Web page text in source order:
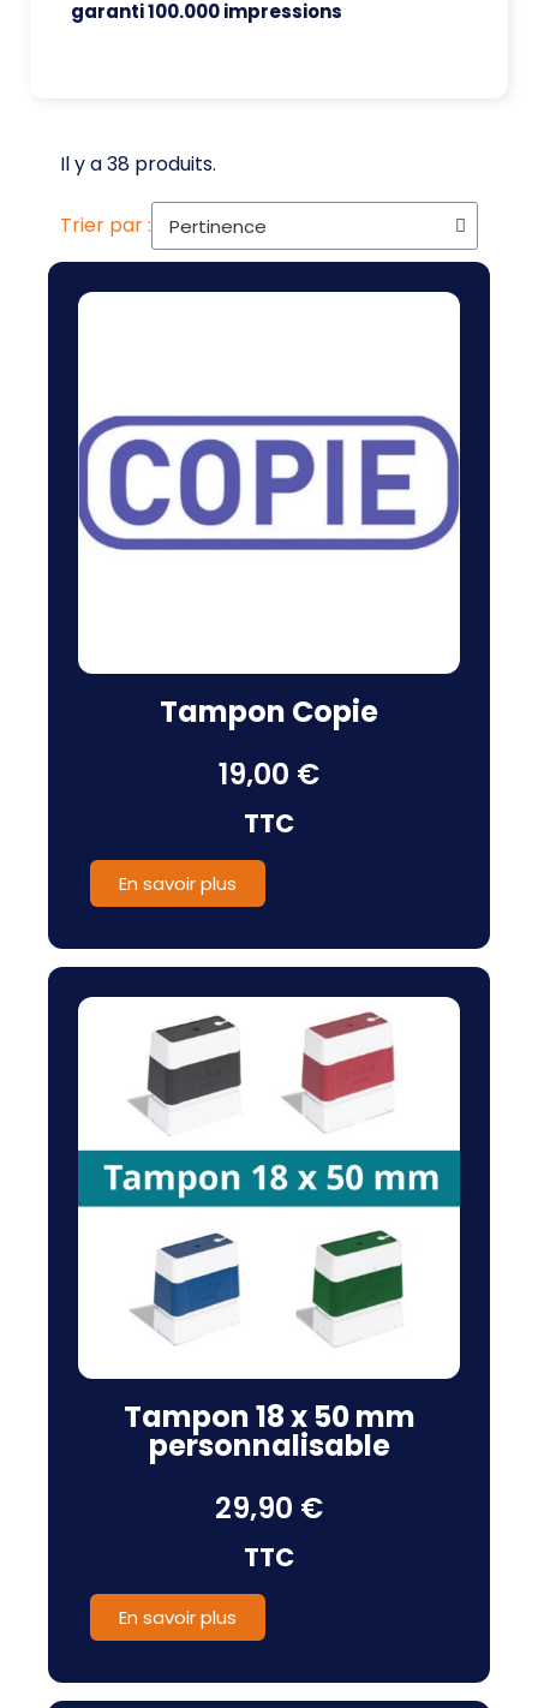
garanti 100.000 impressions
Il y a 38 produits.
Trier par :
Tampon Copie
19,00 €
TTC
En savoir plus
Tampon 18 x 50 mm
personnalisable
29,90 €
TTC
En savoir plus